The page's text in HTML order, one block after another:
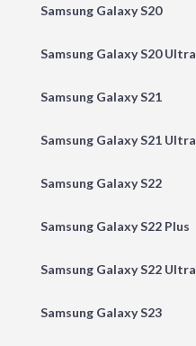
Samsung Galaxy S20
Samsung Galaxy S20 Ultra
Samsung Galaxy S21
Samsung Galaxy S21 Ultra
Samsung Galaxy S22
Samsung Galaxy S22 Plus
Samsung Galaxy S22 Ultra
Samsung Galaxy S23